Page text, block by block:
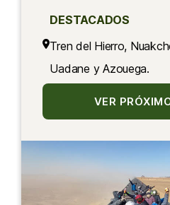
DESTACADOS
Tren del Hierro,
Uadane y Azouega.
VER